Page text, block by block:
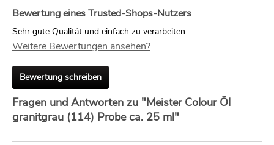
Bewertung eines Trusted-Shops-Nutzers
Sehr gute Qualität und einfach zu verarbeiten.
Weitere Bewertungen ansehen?
Bewertung schreiben
Fragen und Antworten zu "Meister Colour Öl
granitgrau (114) Probe ca. 25 ml"